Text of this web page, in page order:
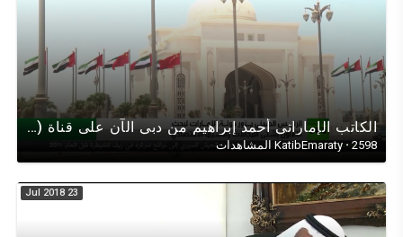
الكاتب الإماراتي أحمد إبراهيم من دبي الآن على قناة (RT روسيا اليوم) حول زيارة الرئيس الصيني للإمارات
KatibEmaraty· 2598 المشاهدات
23 Jul 2018